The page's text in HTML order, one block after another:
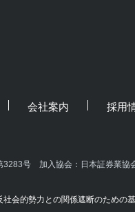
会社案内 採用
3283号 加入協会：日本証券業協
社会的勢力との関係遮断のための